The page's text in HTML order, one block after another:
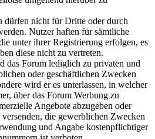
dürfen nicht für Dritte oder durch
Nutzer haften für sämtliche
unter ihrer Registrierung erfolgen, es
diese nicht zu vertreten.
das Forum lediglich zu privaten und
oder geschäftlichen Zwecken
wird er es unterlassen, in welcher
über das Forum Werbung zu
Angebote abzugeben oder
die gewerblichen Zwecken
und Angabe kostenpflichtiger